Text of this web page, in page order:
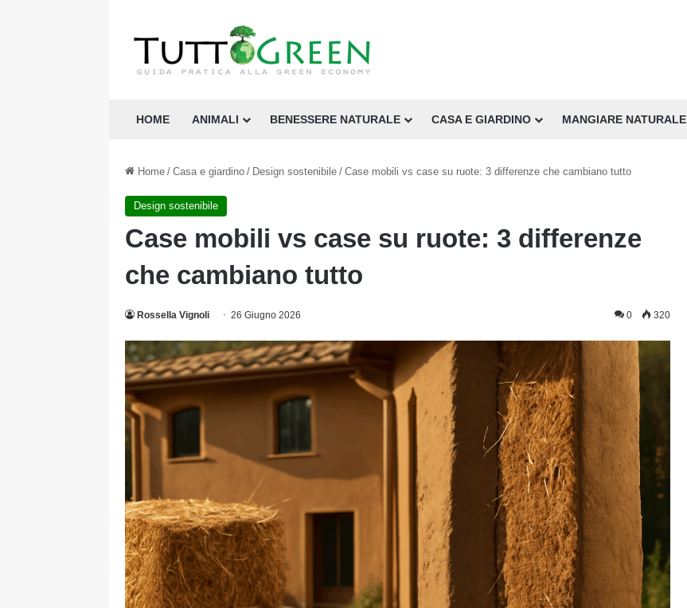
HOME ANIMALI BENESSERE NATURALE CASA E GIARDINO MANGIARE NATURALE
Home / Casa e giardino / Design sostenibile / Case mobili vs case su ruote: 3 differenze che cambiano tutto
Design sostenibile
Case mobili vs case su ruote: 3 differenze
che cambiano tutto
Rossella Vignoli 26 Giugno 2026 0 320